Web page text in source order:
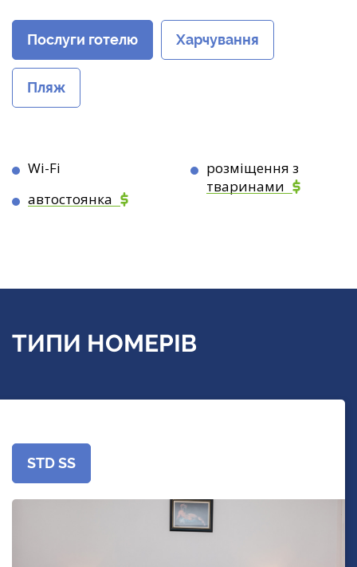
Послуги готелю Харчування
Пляж
Wi-Fi
автостоянка
розміщення з
тваринами
ТИПИ НОМЕРІВ
STD SS